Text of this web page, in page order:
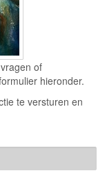
of
hieronder.
te versturen en